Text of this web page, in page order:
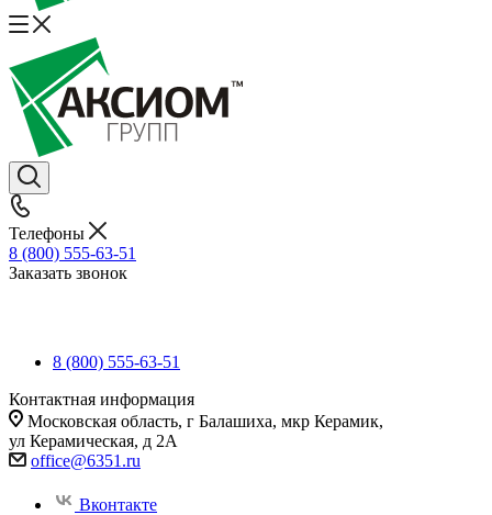
Телефоны
8 (800) 555-63-51
Заказать звонок
8 (800) 555-63-51
Контактная информация
Московская область, г Балашиха, мкр Керамик,
ул Керамическая, д 2А
office@6351.ru
Вконтакте